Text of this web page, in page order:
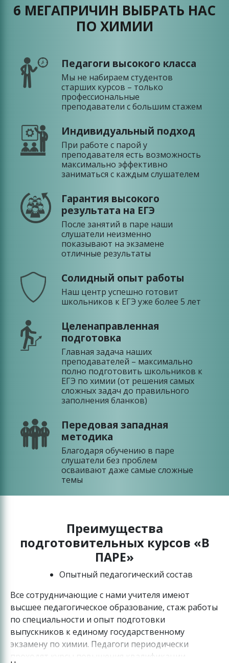
6 МЕГАПРИЧИН ВЫБРАТЬ НАС
ПО ХИМИИ
Педагоги высокого класса
Мы не набираем студентов
старших курсов – только
профессиональные
преподаватели с большим стажем
Индивидуальный подход
При работе с парой у
преподавателя есть возможность
максимально эффективно
заниматься с каждым слушателем
Гарантия высокого
результата на ЕГЭ
После занятий в паре наши
слушатели неизменно
показывают на экзамене
отличные результаты
Солидный опыт работы
Наш центр успешно готовит
школьников к ЕГЭ уже более 5 лет
Целенаправленная
подготовка
Главная задача наших
преподавателей – максимально
полно подготовить школьников к
ЕГЭ по химии (от решения самых
сложных задач до правильного
заполнения бланков)
Передовая западная
методика
Благодаря обучению в паре
слушатели без проблем
осваивают даже самые сложные
темы
Преимущества
подготовительных курсов «В
ПАРЕ»
Опытный педагогический состав
Все сотрудничающие с нами учителя имеют
высшее педагогическое образование, стаж работы
по специальности и опыт подготовки
выпускников к единому государственному
экзамену по химии. Педагоги периодически
проходят курсы повышения квалификации.